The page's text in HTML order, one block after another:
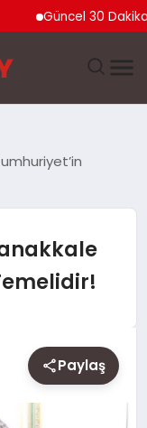
Güncel 30 Dakika
Paylaş